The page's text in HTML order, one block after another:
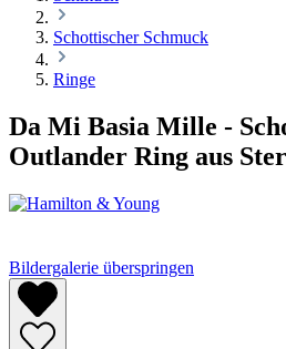
Schottischer Schmuck
Ringe
Da Mi Basia Mille -
Outlander Ring aus
Bildergalerie überspringen